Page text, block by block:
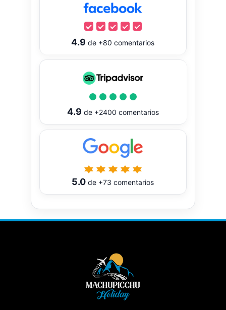
4.9 de +80 comentarios
4.9 de +2400 comentarios
5.0 de +73 comentarios